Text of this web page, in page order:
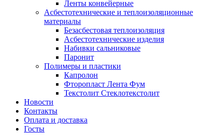
Ленты конвейерные
Асбестотехнические и теплоизоляционные
материалы
Безасбестовая теплоизоляция
Асбестотехнические изделия
Набивки сальниковые
Паронит
Полимеры и пластики
Капролон
Фторопласт Лента Фум
Текстолит Стеклотекстолит
Новости
Контакты
Оплата и доставка
Госты